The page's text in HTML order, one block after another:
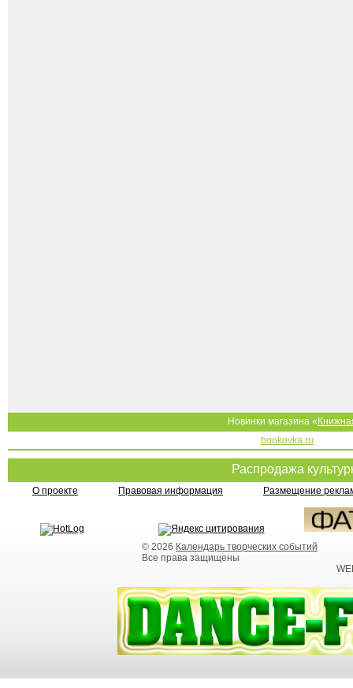
Новинки магазина «
bookovka.ru
Распродажа
О проекте Правовая информация Размещение
© 2026 Календарь творческих событий
Все права защищены